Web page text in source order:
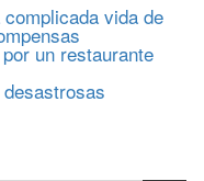
vida de
un restaurante